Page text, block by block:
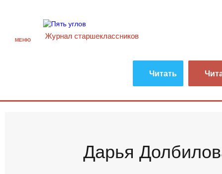
МЕНЮ Журнал старшекласcников
Читать
Дарья